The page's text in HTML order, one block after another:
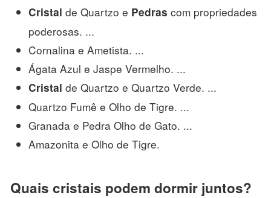
Cristal de Quartzo e Pedras com propriedades
poderosas. ...
Cornalina e Ametista. ...
Ágata Azul e Jaspe Vermelho. ...
Cristal de Quartzo e Quartzo Verde. ...
Quartzo Fumê e Olho de Tigre. ...
Granada e Pedra Olho de Gato. ...
Amazonita e Olho de Tigre.
Quais cristais podem dormir juntos?